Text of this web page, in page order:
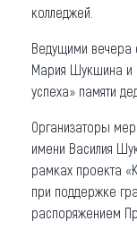
колледжей.
Ведущими вечера
Мария Шукшина и
успеха» памяти
Организаторы
имени Василия
рамках проекта
при поддержке
распоряжением